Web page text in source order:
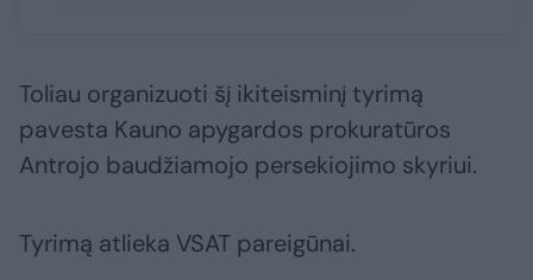
Toliau organizuoti šį ikiteisminį tyrimą
pavesta Kauno apygardos prokuratūros
Antrojo baudžiamojo persekiojimo skyriui.
Tyrimą atlieka VSAT pareigūnai.